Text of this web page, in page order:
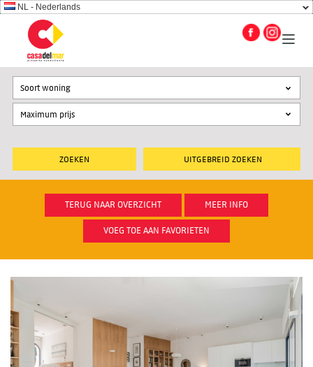
NL - Nederlands
UITGEBREID ZOEKEN
Soort woning
TERUG NAAR OVERZICHT MEER INFO
VOEG TOE AAN FAVORIETEN